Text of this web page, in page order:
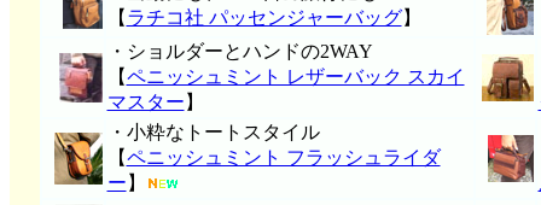
【 ラチコ社 パッセンジャーバッグ】
・ショルダーとハンドの2WAY
【ペニッシュミント レザーバック スカイ
マスター 】
・小粋なトートスタイル
【ペニッシュミント フラッシュライダ
ー 】